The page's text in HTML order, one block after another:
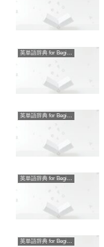
英単語辞典 for Beginners
英単語辞典 for Beginners
英単語辞典 for Beginners
英単語辞典 for Beginners